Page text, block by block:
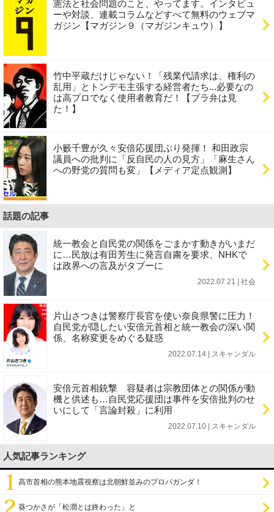
憲法と社会問題のこと、やってます。インタビュ
ーや対談、連載コラムなどすべて無料のウェブマ
ガジン【マガジン９（マガジンキュウ）】
竹中平蔵だけじゃない！「残業代請求は、権利の
乱用」とトンデモ主張する経営者たち...必要なの
は高プロでなく使用者教育だ！【ブラ弁は見
た！】
小籔千豊が久々安倍応援団ぶり発揮！ 和田政宗
議員への批判に「反自民の人の見方」「麻生さん
への野党の質問も変」【メディア定点観測】
話題の記事
統一教会と自民党の関係をごまかす動きがいまだ
に…民放は有田芳生に発言自粛を要求、NHKで
は政界への言及がタブーに
2022.07.21 | 社会
片山さつきは警察庁長官を使い奈良県警に圧力！
自民党が隠したい安倍元首相と統一教会の深い関
係、名称変更をめぐる疑惑
2022.07.14 | スキャンダル
安倍元首相銃撃 容疑者は宗教団体との関係が動
機と供述も…自民党応援団は事件を安倍批判のせ
いにして「言論封殺」に利用
2022.07.10 | スキャンダル
人気記事ランキング
高市首相の熊本地震視察は北朝鮮並みのプロパガンダ！
葵つかさが「松潤とは終わった」と